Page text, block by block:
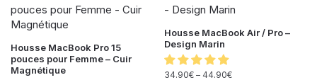
Housse MacBook Pro 15
pouces pour Femme – Cuir
Magnétique
Housse MacBook Air / Pro –
Design Marin
34.90€– 44.90€